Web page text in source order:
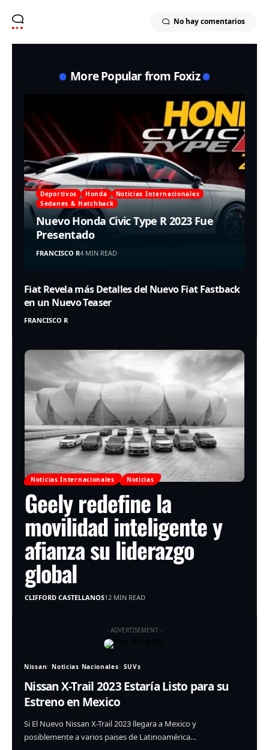
No hay comentarios
More Popular from Foxiz
Deportivos Honda
Noticias Internacionales
Sedanes & Hatchback
Nuevo Honda Civic Type R 2023 Fue
Presentado
FRANCISCO R4 MIN READ
Fiat Revela más Detalles del Nuevo Fiat Fastback
en un Nuevo Teaser
FRANCISCO R
Noticias Internacionales Noticias
Geely redefine la
movilidad inteligente y
afianza su liderazgo
global
CLIFFORD CASTELLANOS12 MIN READ
- ADVERTISEMENT -
Nissan Noticias Nacionales SUVs
Nissan X-Trail 2023 Estaría Listo para su
Estreno en Mexico
Si El Nuevo Nissan X-Trail 2023 llegara a Mexico y
posiblemente a varios paises de Latinoamérica…